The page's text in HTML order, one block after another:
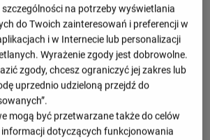
na potrzeby wyświetlania
do Twoich zainteresowań i preferencji w
i w Internecie lub personalizacji
Wyrażenie zgody jest dobrowolne.
zgody, chcesz ograniczyć jej zakres lub
uprzednio udzieloną przejdź do
mogą być przetwarzane także do celów
informacji dotyczących funkcjonowania